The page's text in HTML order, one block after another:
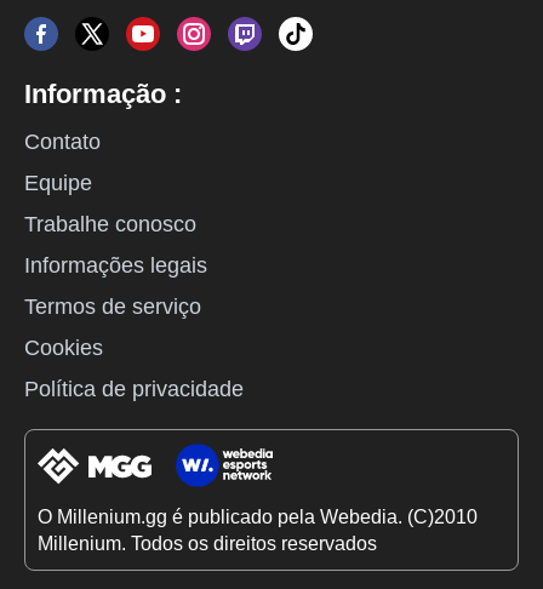
Informação :
Contato
Equipe
Trabalhe conosco
Informações legais
Termos de serviço
Cookies
Política de privacidade
O Millenium.gg é publicado pela Webedia. (C)2010
Millenium. Todos os direitos reservados